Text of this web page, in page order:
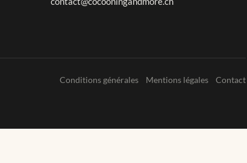
Conditions générales Mentions légales Contact